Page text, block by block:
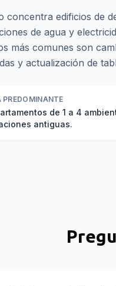
concentra edificios de
de agua y
más comunes son
y actualización de
PREDOMINANTE
de 1 a 4
antiguas.